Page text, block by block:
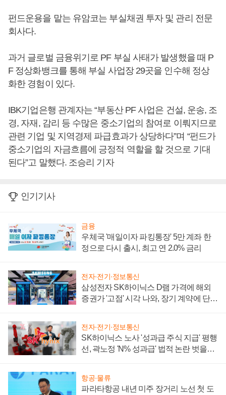
펀드운용을 맡는 유암코는 부실채권 투자 및 관리 전문
회사다.
과거 글로벌 금융위기로 PF 부실 사태가 발생했을 때 P
F 정상화뱅크를 통해 부실 사업장 29곳을 인수해 정상
화한 경험이 있다.
IBK기업은행 관계자는 “부동산 PF 사업은 건설, 운송, 조
경, 자재, 감리 등 수많은 중소기업의 참여로 이뤄지므로
관련 기업 및 지역경제 파급효과가 상당하다”며 “펀드가
중소기업의 자금흐름에 긍정적 역할을 할 것으로 기대
된다”고 말했다. 조승리 기자
인기기사
금융
우체국 '매일이자 파킹통장' 5만 계좌 한
정으로 다시 출시, 최고 연 2.0% 금리
전자·전기·정보통신
삼성전자 SK하이닉스 D램 가격에 해외
증권가 '고점' 시각 나와, 장기 계약에 단점
전자·전기·정보통신
SK하이닉스 노사 '성과급 주식 지급' 평행
선, 곽노정 'N% 성과급' 법적 논란 벗을지
항공·물류
파라타항공 내년 미주 장거리 노선 첫 도